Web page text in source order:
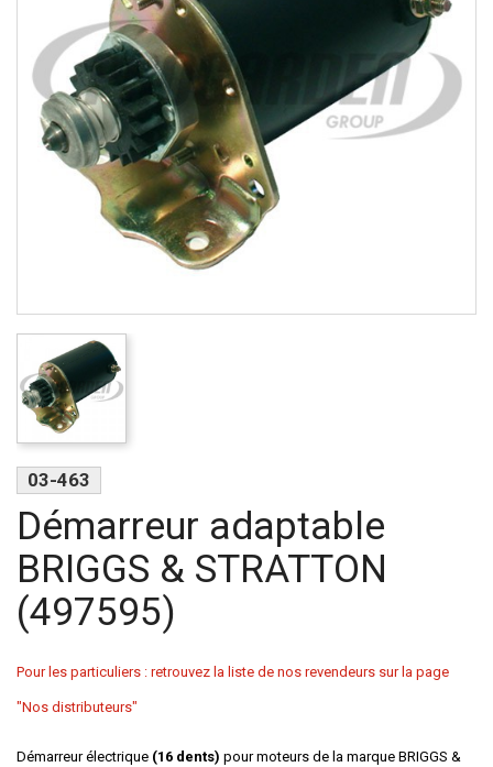
03-463
Démarreur adaptable
BRIGGS & STRATTON
(497595)
Pour les particuliers : retrouvez la liste de nos revendeurs sur la page
"Nos distributeurs"
Démarreur électrique (16 dents) pour moteurs de la marque BRIGGS &